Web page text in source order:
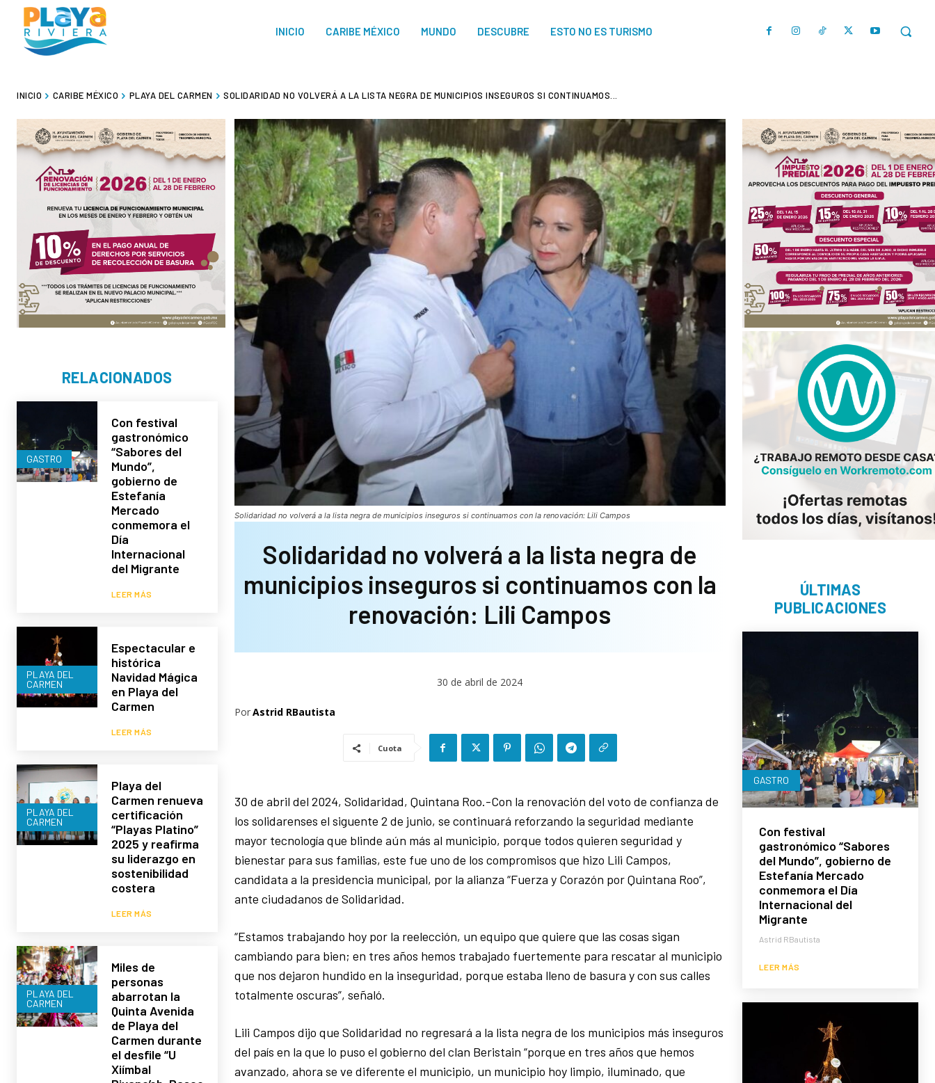
INICIO CARIBE MÉXICO MUNDO DESCUBRE ESTO NO ES TURISMO
INICIO CARIBE MÉXICO PLAYA DEL CARMEN SOLIDARIDAD NO VOLVERÁ A LA LISTA NEGRA DE MUNICIPIOS INSEGUROS SI CONTINUAMOS...
RELACIONADOS
GASTRO
Con festival
gastronómico
“Sabores del
Mundo”,
gobierno de
Estefanía
Mercado
conmemora el
Día
Internacional
del Migrante
LEER MÁS
PLAYA DEL
CARMEN
Espectacular e
histórica
Navidad Mágica
en Playa del
Carmen
LEER MÁS
PLAYA DEL
CARMEN
Playa del
Carmen renueva
certificación
“Playas Platino”
2025 y reafirma
su liderazgo en
sostenibilidad
costera
LEER MÁS
PLAYA DEL
CARMEN
Miles de
personas
abarrotan la
Quinta Avenida
de Playa del
Carmen durante
el desfile “U
Xiímbal
Solidaridad no volverá a la lista negra de municipios inseguros si continuamos con la renovación: Lili Campos
Solidaridad no volverá a la lista negra de
municipios inseguros si continuamos con la
renovación: Lili Campos
30 de abril de 2024
PorAstrid RBautista
Cuota
30 de abril del 2024, Solidaridad, Quintana Roo.-Con la renovación del voto de confianza de
los solidarenses el siguente 2 de junio, se continuará reforzando la seguridad mediante
mayor tecnología que blinde aún más al municipio, porque todos quieren seguridad y
bienestar para sus familias, este fue uno de los compromisos que hizo Lili Campos,
candidata a la presidencia municipal, por la alianza “Fuerza y Corazón por Quintana Roo”,
ante ciudadanos de Solidaridad.
“Estamos trabajando hoy por la reelección, un equipo que quiere que las cosas sigan
cambiando para bien; en tres años hemos trabajado fuertemente para rescatar al municipio
que nos dejaron hundido en la inseguridad, porque estaba lleno de basura y con sus calles
totalmente oscuras”, señaló.
Lili Campos dijo que Solidaridad no regresará a la lista negra de los municipios más inseguros
del país en la que lo puso el gobierno del clan Beristain “porque en tres años que hemos
avanzado, ahora se ve diferente el municipio, un municipio hoy limpio, iluminado, que
ÚLTIMAS
PUBLICACIONES
GASTRO
Con festival
gastronómico “Sabores
del Mundo”, gobierno de
Estefanía Mercado
conmemora el Día
Internacional del
Migrante
Astrid RBautista
LEER MÁS